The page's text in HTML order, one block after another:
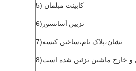
5) کابینت مبلمان
6)تزیین آسانسور
7)نشان،پلاک نام،ساختن کیسه
و خارج ماشین تزئین شده است